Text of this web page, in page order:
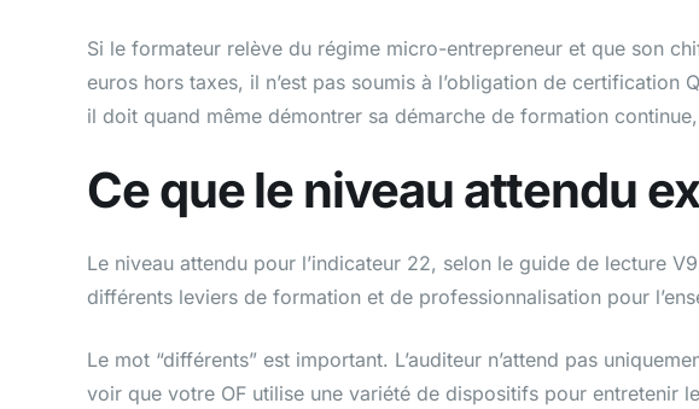
Si le formateur relève du régime micro-entrepreneur et que son
euros hors taxes, il n’est pas soumis à l’obligation de certification
il doit quand même démontrer sa démarche de formation
Ce que le niveau attendu
Le niveau attendu pour l’indicateur 22, selon le guide de lecture
différents leviers de formation et de professionnalisation pour
Le mot “différents” est important. L’auditeur n’attend pas
voir que votre OF utilise une variété de dispositifs pour entretenir